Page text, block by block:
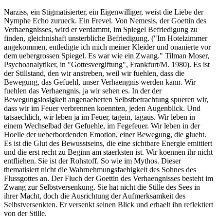
Narziss, ein Stigmatisierter, ein Eigenwilliger, weist die Liebe der
Nymphe Echo zurueck. Ein Frevel. Von Nemesis, der Goettin des
Verhaengnisses, wird er verdammt, im Spiegel Befriedigung zu
finden, gleichnishaft unsterbliche Befriedigung. ("Im Hotelzimmer
angekommen, entledigte ich mich meiner Kleider und onanierte vor
dem uebergrossen Spiegel. Es war wie ein Zwang." Tilman Moser,
Psychoanalytiker, in "Gottesvergiftung", Frankfurt/M. 1980). Es ist
der Stillstand, den wir anstreben, weil wir fuehlen, dass die
Bewegung, das Gefuehl, unser Verhaengnis werden kann. Wir
fuehlen das Verhaengnis, ja wir sehen es. In der der
Bewegungslosigkeit angenaeherten Selbstbetrachtung spueren wir,
dass wir im Feuer verbrennen koennten, jeden Augenblick. Und
tatsaechlich, wir leben ja im Feuer, tagein, tagaus. Wir leben in
einem Wechselbad der Gefuehle, im Fegefeuer. Wir leben in der
Hoelle der ueberbordenden Emotion, einer Bewegung, die glueht.
Es ist die Glut des Bewusstseins, die eine sichtbare Energie emittiert
und die erst recht zu Beginn am staerksten ist. Wir koennen ihr nicht
entfliehen. Sie ist der Rohstoff. So wie im Mythos. Dieser
thematisiert nicht die Wahrnehmungsfaehigkeit des Sohnes des
Flussgottes an. Der Fluch der Goettin des Verhaengnisses besteht im
Zwang zur Selbstversenkung. Sie hat nicht die Stille des Sees in
ihrer Macht, doch die Ausrichtung der Aufmerksamkeit des
Selbstversenkten. Er versenkt seinen Blick und erhaelt ihn reflektiert
von der Stille.